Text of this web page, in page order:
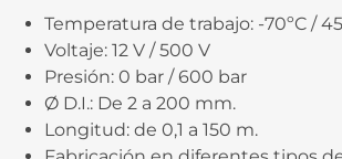
Temperatura de trabajo: -70ºC /
Voltaje: 12 V / 500 V
Presión: 0 bar / 600 bar
Ø D.I.: De 2 a 200 mm.
Longitud: de 0,1 a 150 m.